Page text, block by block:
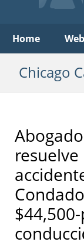
Home
Chicago